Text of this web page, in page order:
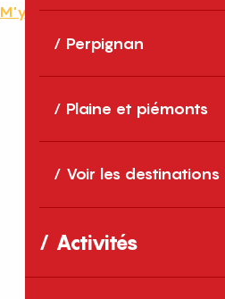
Perpignan
Plaine et piémonts
Voir les destinations
Activités
M'y rendre